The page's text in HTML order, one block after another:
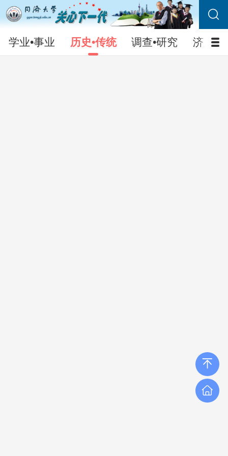
学业•事业 历史•传统 调查•研究 济人•
上海四平路1239号(200092）行政南楼 124室
65984944、65982422
ggw900@tongji.edu.cn
Copyright © 同济大学关心下一代工作委员会